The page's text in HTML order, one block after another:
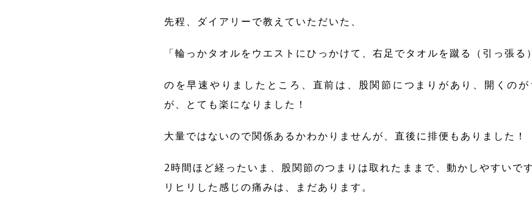
先程、ダイアリーで教えていただいた、
「輪っかタオルをウエストにひっかけて、右足でタオルを蹴る（引っ張る
のを早速やりましたところ、直前は、股関節につまりがあり、開くの
が、とても楽になりました！
大量ではないので関係あるかわかりませんが、直後に排便もありました！
2時間ほど経ったいま、股関節のつまりは取れたままで、動かしやすいで
リヒリした感じの痛みは、まだあります。